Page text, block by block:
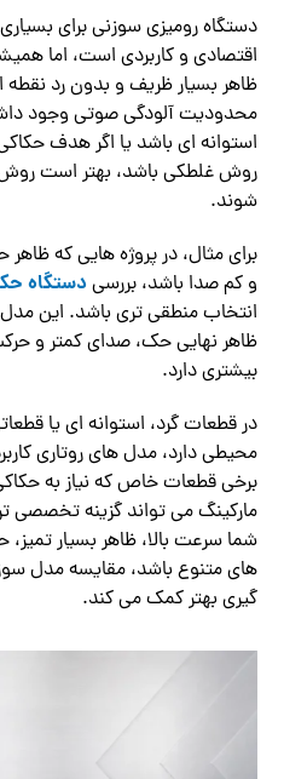
دستگاه رومیزی سوزنی برای
اقتصادی و کاربردی است، اما
ظاهر بسیار ظریف و بدون رد نقطه
محدودیت آلودگی صوتی وجود
استوانه ای باشد یا اگر هدف
روش غلطکی باشد، بهتر است روش
شوند.
برای مثال، در پروژه هایی که
و کم صدا باشد، بررسی دستگاه
انتخاب منطقی تری باشد. این
ظاهر نهایی حک، صدای کمتر و
بیشتری دارد.
در قطعات گرد، استوانه ای یا
محیطی دارد، مدل های روتاری
برخی قطعات خاص که نیاز به
مارکینگ می تواند گزینه تخصصی
شما سرعت بالا، ظاهر بسیار تمیز،
های متنوع باشد، مقایسه مدل
گیری بهتر کمک می کند.